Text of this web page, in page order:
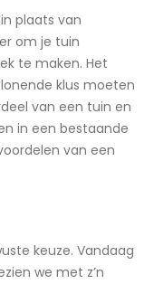
in plaats van
om je tuin
te maken. Het
klus moeten
van een tuin en
in een bestaande
van een
keuze. Vandaag
we met z’n